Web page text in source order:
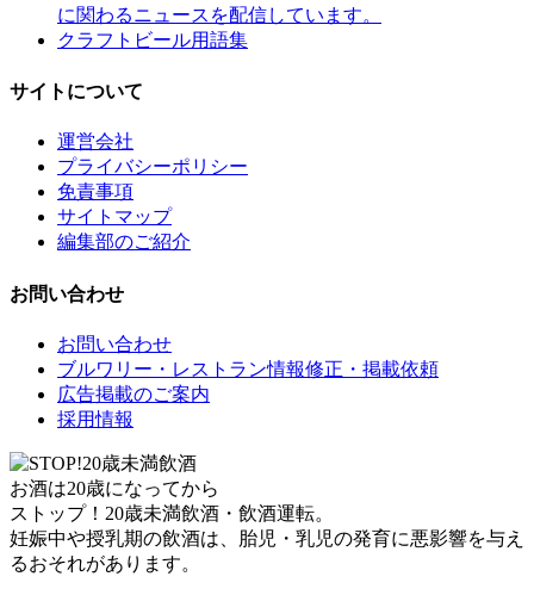
に関わるニュースを配信しています。
クラフトビール用語集
サイトについて
運営会社
プライバシーポリシー
免責事項
サイトマップ
編集部のご紹介
お問い合わせ
お問い合わせ
ブルワリー・レストラン情報修正・掲載依頼
広告掲載のご案内
採用情報
お酒は20歳になってから
ストップ！20歳未満飲酒・飲酒運転。
妊娠中や授乳期の飲酒は、胎児・乳児の発育に悪影響を与え
るおそれがあります。